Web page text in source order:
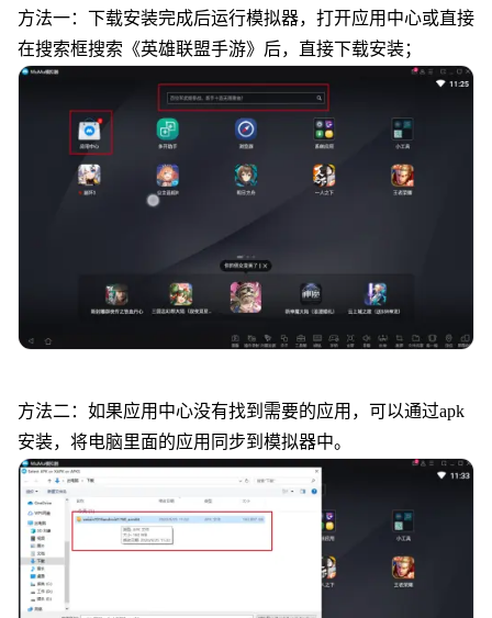
方法一：下载安装完成后运行模拟器，打开应用中心或直接
在搜索框搜索《英雄联盟手游》后，直接下载安装；
方法二：如果应用中心没有找到需要的应用，可以通过apk
安装，将电脑里面的应用同步到模拟器中。